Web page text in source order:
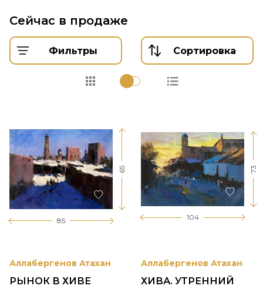
Сейчас в продаже
Фильтры Сортировка
85
65
Аллабергенов Атахан
РЫНОК В ХИВЕ
104
73
Аллабергенов Атахан
ХИВА. УТРЕННИЙ